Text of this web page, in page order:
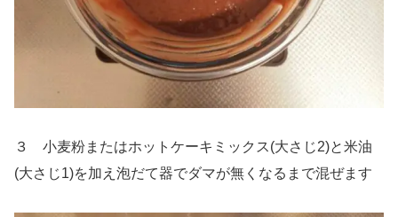
３ 小麦粉またはホットケーキミックス(大さじ2)と米油
(大さじ1)を加え泡だて器でダマが無くなるまで混ぜます